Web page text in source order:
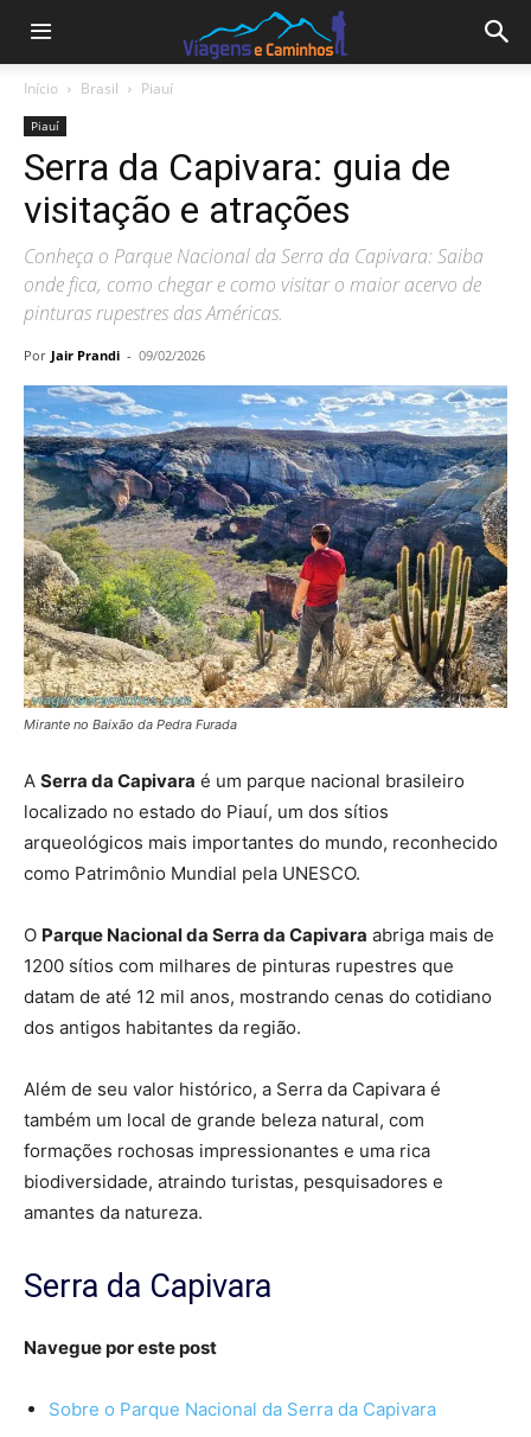
Início Brasil Piauí
Piauí
Serra da Capivara: guia de
visitação e atrações
Conheça o Parque Nacional da Serra da Capivara: Saiba
onde fica, como chegar e como visitar o maior acervo de
pinturas rupestres das Américas.
Por Jair Prandi - 09/02/2026
Mirante no Baixão da Pedra Furada
A Serra da Capivara é um parque nacional brasileiro
localizado no estado do Piauí, um dos sítios
arqueológicos mais importantes do mundo, reconhecido
como Patrimônio Mundial pela UNESCO.
O Parque Nacional da Serra da Capivara abriga mais de
1200 sítios com milhares de pinturas rupestres que
datam de até 12 mil anos, mostrando cenas do cotidiano
dos antigos habitantes da região.
Além de seu valor histórico, a Serra da Capivara é
também um local de grande beleza natural, com
formações rochosas impressionantes e uma rica
biodiversidade, atraindo turistas, pesquisadores e
amantes da natureza.
Serra da Capivara
Navegue por este post
Sobre o Parque Nacional da Serra da Capivara